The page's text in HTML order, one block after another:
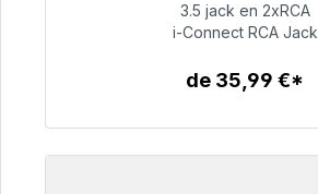
51,99 €
3.5 jack en 2xRCA
i-Connect RCA Jack
de 35,99 €*